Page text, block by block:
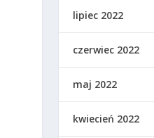
lipiec 2022
czerwiec 2022
maj 2022
kwiecień 2022